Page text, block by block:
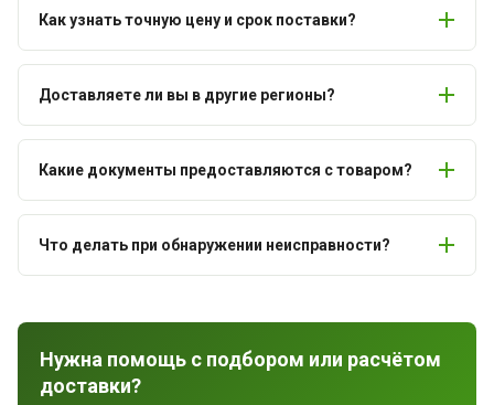
Как узнать точную цену и срок поставки?
Доставляете ли вы в другие регионы?
Какие документы предоставляются с товаром?
Что делать при обнаружении неисправности?
Нужна помощь с подбором или расчётом
доставки?